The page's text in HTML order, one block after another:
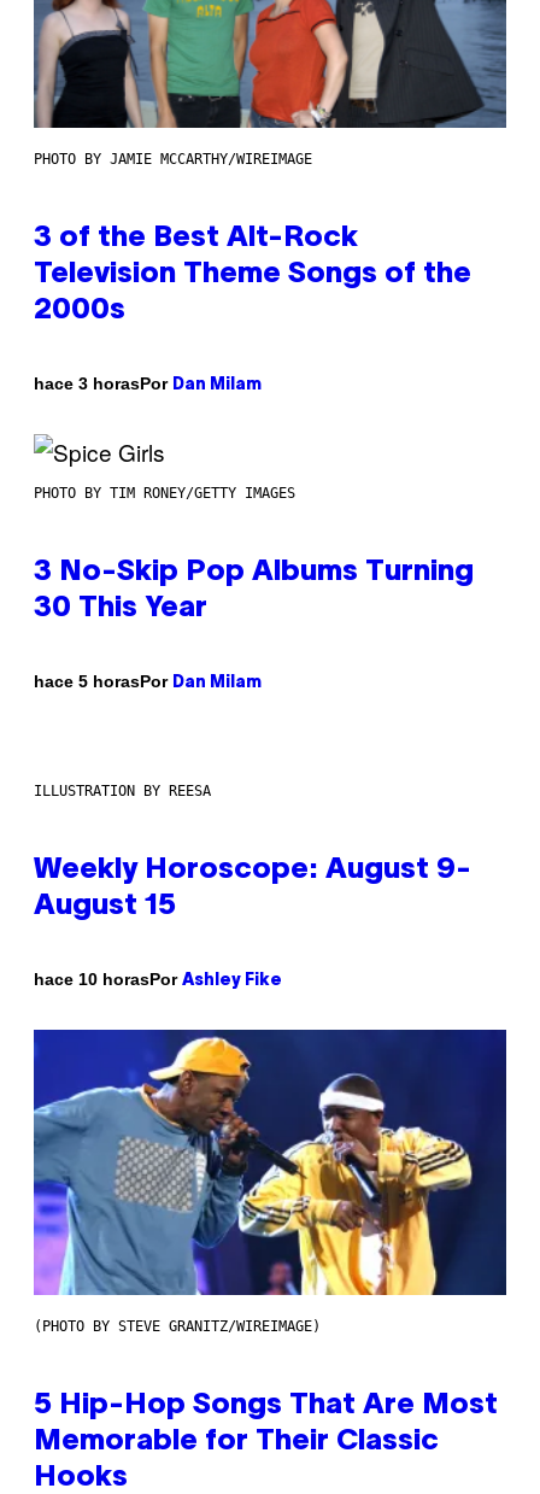
PHOTO BY JAMIE MCCARTHY/WIREIMAGE
3 of the Best Alt-Rock
Television Theme Songs of the
2000s
hace 3 horasPor Dan Milam
PHOTO BY TIM RONEY/GETTY IMAGES
3 No-Skip Pop Albums Turning
30 This Year
hace 5 horasPor Dan Milam
ILLUSTRATION BY REESA
Weekly Horoscope: August 9-
August 15
hace 10 horasPor Ashley Fike
(PHOTO BY STEVE GRANITZ/WIREIMAGE)
5 Hip-Hop Songs That Are Most
Memorable for Their Classic
Hooks